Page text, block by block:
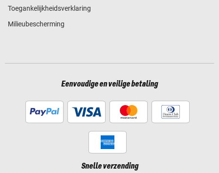
Toegankelijkheidsverklaring
Milieubescherming
Eenvoudige en veilige betaling
Snelle verzending